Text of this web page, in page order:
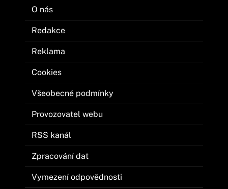
O nás
Redakce
Reklama
Cookies
Všeobecné podmínky
Provozovatel webu
RSS kanál
Zpracování dat
Vymezení odpovědnosti